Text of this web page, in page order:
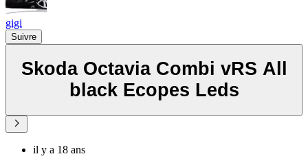
gigi
Suivre
Skoda Octavia Combi vRS All
black Ecopes Leds
il y a 18 ans